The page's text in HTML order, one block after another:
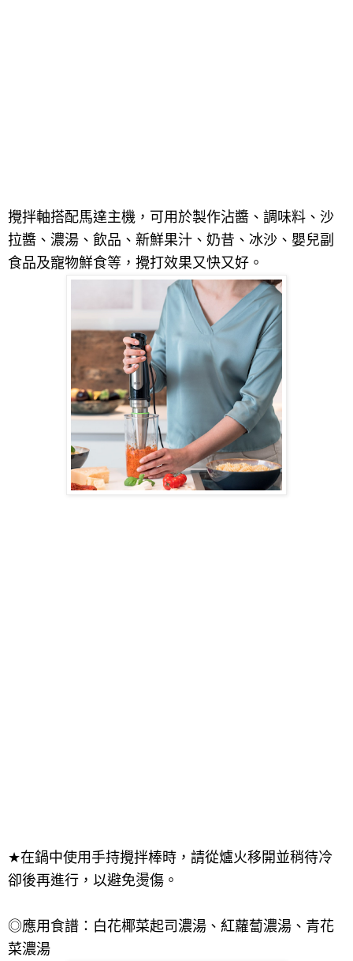
攪拌軸搭配馬達主機，可用於製作沾醬、調味料、沙
拉醬、濃湯、飲品、新鮮果汁、奶昔、冰沙、嬰兒副
食品及寵物鮮食等，攪打效果又快又好。
★在鍋中使用手持攪拌棒時，請從爐火移開並稍待冷
卻後再進行，以避免燙傷。
◎應用食譜：白花椰菜起司濃湯、紅蘿蔔濃湯、青花
菜濃湯